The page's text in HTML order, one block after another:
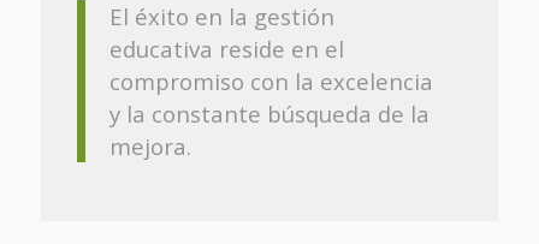
El éxito en la gestión
educativa reside en el
compromiso con la excelencia
y la constante búsqueda de la
mejora.